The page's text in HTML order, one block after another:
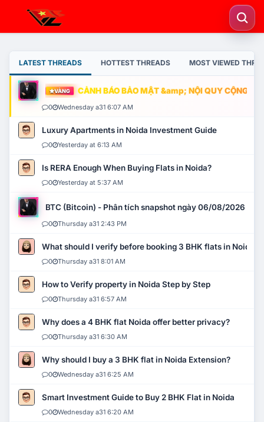
LATEST THREADS HOTTEST THREADS MOST VIEWED
VÀNG CẢNH BÁO BẢO MẬT &amp; NỘI QUY CỘNG
0 Wednesday a31 6:07 AM
Luxury Apartments in Noida Investment Guide
0 Yesterday at 6:13 AM
Is RERA Enough When Buying Flats in Noida?
0 Yesterday at 5:37 AM
BTC (Bitcoin) - Phân tích snapshot ngày 06/08/2026
0 Thursday a31 2:43 PM
What should I verify before booking 3 BHK flats in Noida?
0 Thursday a31 8:01 AM
How to Verify property in Noida Step by Step
0 Thursday a31 6:57 AM
Why does a 4 BHK flat Noida offer better privacy?
0 Thursday a31 6:30 AM
Why should I buy a 3 BHK flat in Noida Extension?
0 Wednesday a31 6:25 AM
Smart Investment Guide to Buy 2 BHK Flat in Noida
0 Wednesday a31 6:20 AM